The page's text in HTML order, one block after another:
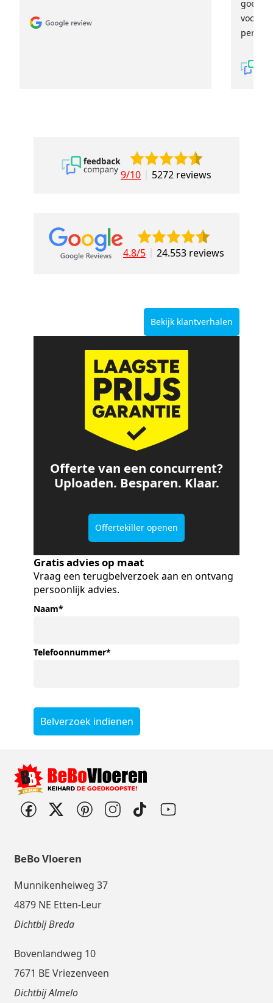
goed
voor
9/10 5272 reviews
4.8/5 24.553 reviews
Bekijk klantverhalen
Offerte van een concurrent?
Uploaden. Besparen. Klaar.
Offertekiller openen
Gratis advies op maat
Vraag een terugbelverzoek aan en ontvang
persoonlijk advies.
Naam*
Telefoonnummer*
Belverzoek indienen
BeBo Vloeren
Munnikenheiweg 37
4879 NE Etten-Leur
Dichtbij Breda
Bovenlandweg 10
7671 BE Vriezenveen
Dichtbij Almelo